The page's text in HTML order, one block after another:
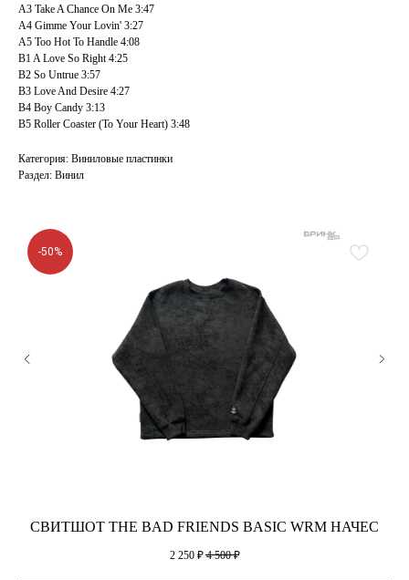
A3 Take A Chance On Me 3:47
A4 Gimme Your Lovin' 3:27
A5 Too Hot To Handle 4:08
B1 A Love So Right 4:25
B2 So Untrue 3:57
B3 Love And Desire 4:27
B4 Boy Candy 3:13
B5 Roller Coaster (To Your Heart) 3:48
Категория: Виниловые пластинки
Раздел: Винил
-50%
СВИТШОТ THE BAD FRIENDS BASIC WRM НАЧЕС
2 250 ₽ 4 500 ₽